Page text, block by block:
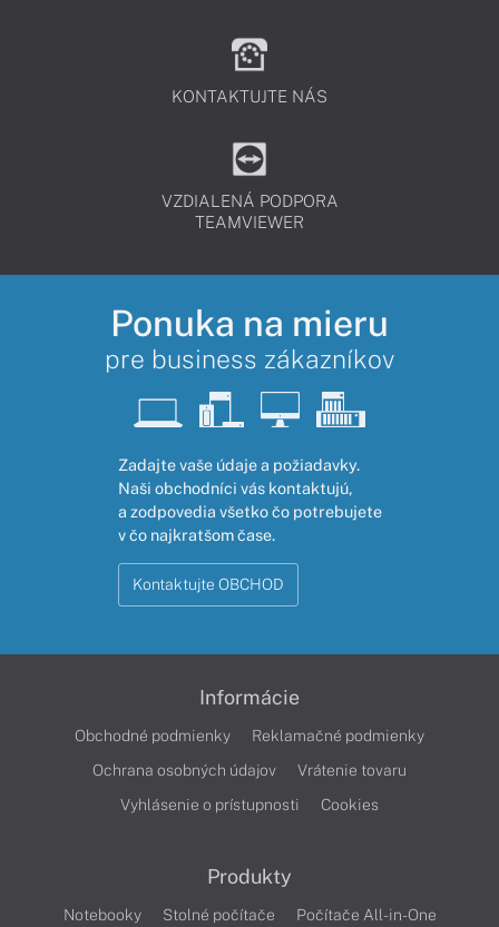
KONTAKTUJTE NÁS
VZDIALENÁ PODPORA
TEAMVIEWER
Ponuka na mieru
pre business zákazníkov
Zadajte vaše údaje a požiadavky.
Naši obchodníci vás kontaktujú,
a zodpovedia všetko čo potrebujete
v čo najkratšom čase.
Kontaktujte OBCHOD
Informácie
Obchodné podmienky
Reklamačné podmienky
Ochrana osobných údajov
Vrátenie tovaru
Vyhlásenie o prístupnosti
Cookies
Produkty
Notebooky Stolné počítače
Počítače All-in-One